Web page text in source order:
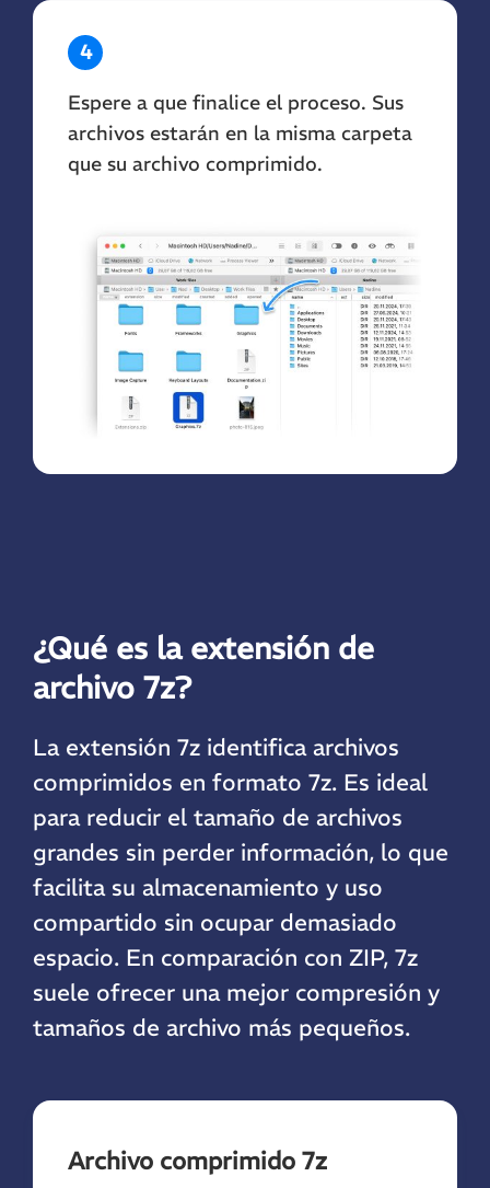
4
Espere a que finalice el proceso. Sus
archivos estarán en la misma carpeta
que su archivo comprimido.
¿Qué es la extensión de
archivo 7z?
La extensión 7z identifica archivos
comprimidos en formato 7z. Es ideal
para reducir el tamaño de archivos
grandes sin perder información, lo que
facilita su almacenamiento y uso
compartido sin ocupar demasiado
espacio. En comparación con ZIP, 7z
suele ofrecer una mejor compresión y
tamaños de archivo más pequeños.
Archivo comprimido 7z